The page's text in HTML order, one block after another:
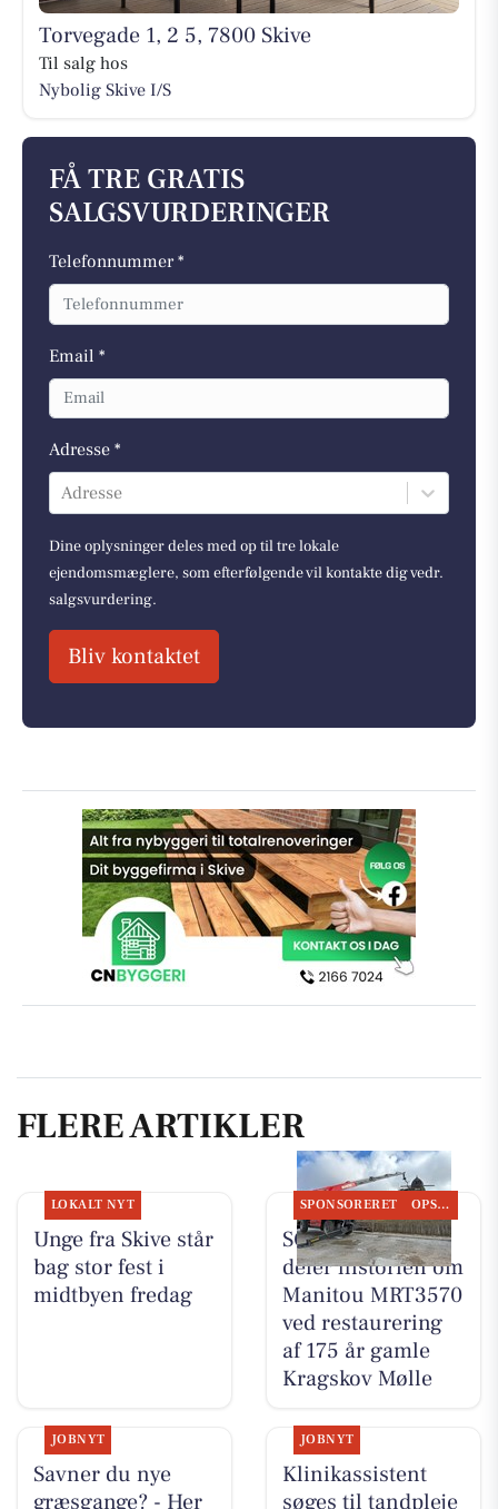
Torvegade 1, 2 5, 7800 Skive
Til salg hos
Nybolig Skive I/S
FÅ TRE GRATIS
SALGSVURDERINGER
Telefonnummer *
Email *
Adresse *
Adresse
Dine oplysninger deles med op til tre lokale
ejendomsmæglere, som efterfølgende vil kontakte dig vedr.
salgsvurdering.
Bliv kontaktet
FLERE ARTIKLER
LOKALT NYT
Unge fra Skive står
bag stor fest i
midtbyen fredag
SPONSORERET OPSLAGSTAVLEN
SCANTRUCK A/S
deler historien om
Manitou MRT3570
ved restaurering
af 175 år gamle
Kragskov Mølle
JOBNYT
Savner du nye
græsgange? - Her
JOBNYT
Klinikassistent
søges til tandpleje